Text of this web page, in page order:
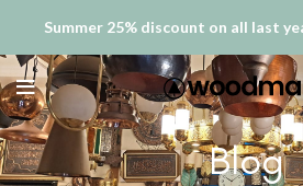
Blog
Summer 25% discount on all last